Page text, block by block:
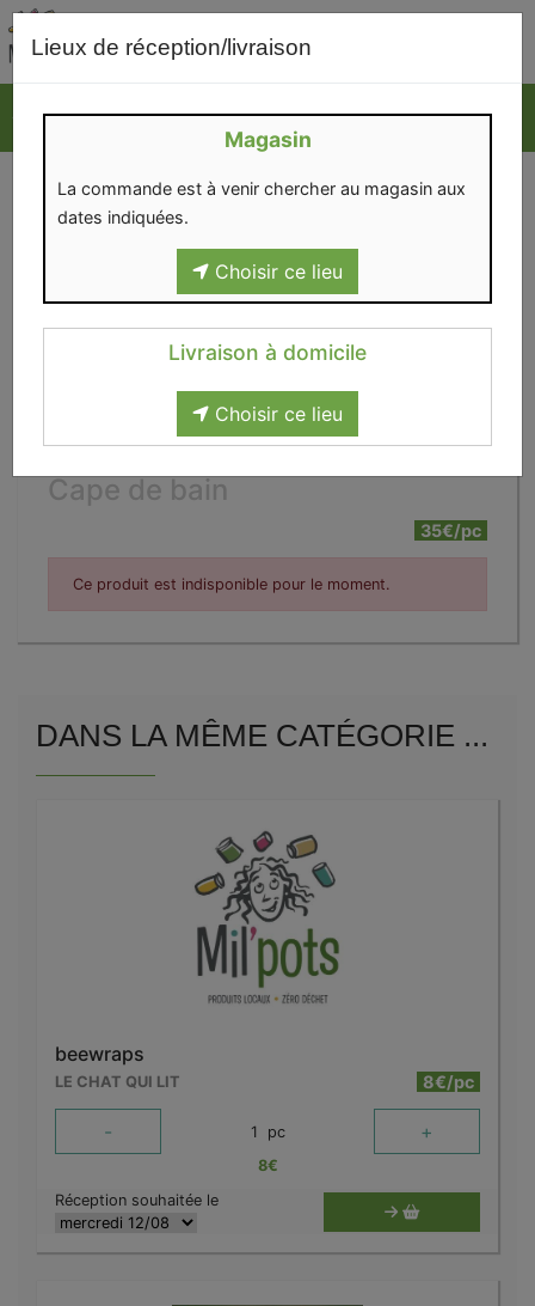
Lieux de réception/livraison
Magasin
La commande est à venir chercher au magasin aux
dates indiquées.
Choisir ce lieu
Livraison à domicile
Choisir ce lieu
Cape de bain
35€/pc
Ce produit est indisponible pour le moment.
DANS LA MÊME CATÉGORIE ...
beewraps
LE CHAT QUI LIT 8€/pc
- 1 pc +
8€
Réception souhaitée le